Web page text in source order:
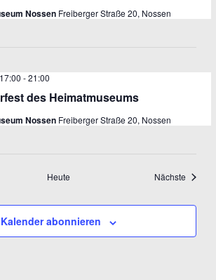
Nossen Freiberger Straße 20, Nossen
des Heimatmuseums
-21:00
Nossen Freiberger Straße 20, Nossen
Heute Nächste
Kalender abonnieren